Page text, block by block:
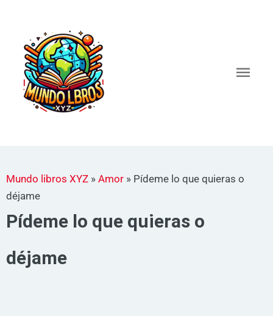
contenido
Mundo libros XYZ » Amor » Pídeme lo que quieras o
déjame
Pídeme lo que quieras o
déjame